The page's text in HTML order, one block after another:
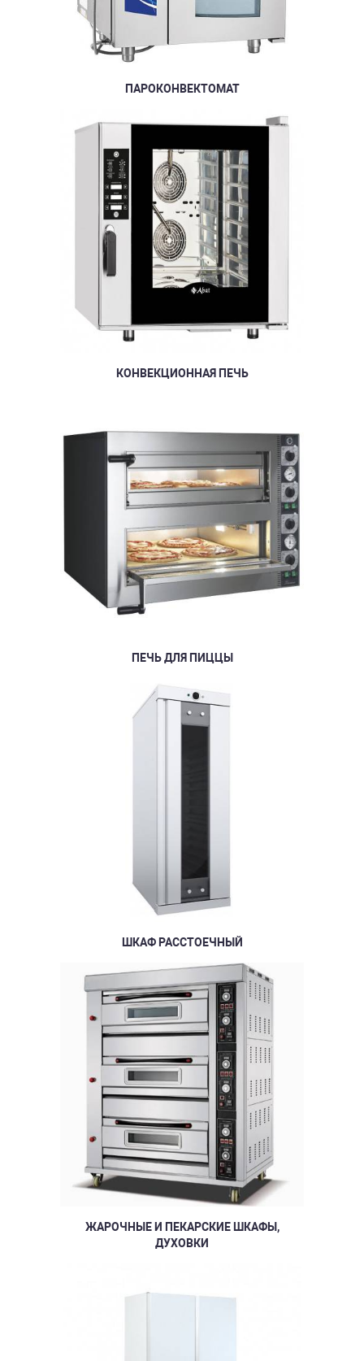
ПАРОКОНВЕКТОМАТ
КОНВЕКЦИОННАЯ ПЕЧЬ
ПЕЧЬ ДЛЯ ПИЦЦЫ
ШКАФ РАССТОЕЧНЫЙ
ЖАРОЧНЫЕ И ПЕКАРСКИЕ ШКАФЫ,
ДУХОВКИ